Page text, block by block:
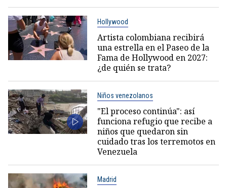
Hollywood
Artista colombiana recibirá
una estrella en el Paseo de la
Fama de Hollywood en 2027:
¿de quién se trata?
Niños venezolanos
"El proceso continúa": así
funciona refugio que recibe a
niños que quedaron sin
cuidado tras los terremotos en
Venezuela
Madrid